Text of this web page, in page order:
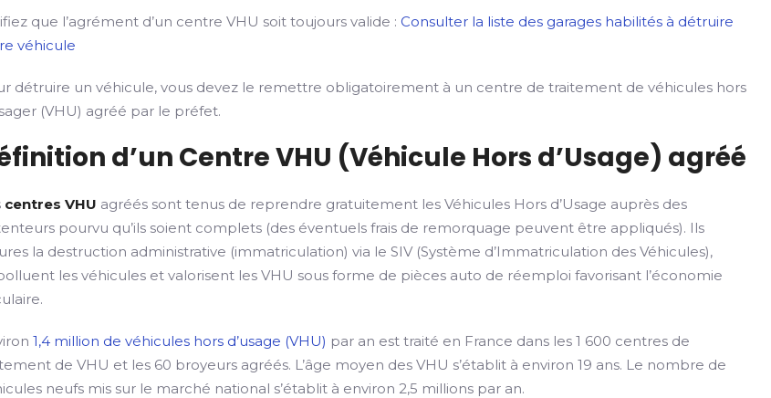
que l’agrément d’un centre VHU soit toujours valide : Consulter la liste des garages habilités à détruire
véhicule
détruire un véhicule, vous devez le remettre obligatoirement à un centre de traitement de véhicules hors
(VHU) agréé par le préfet.
d’un Centre VHU (Véhicule Hors d’Usage) agréé
centres VHU agréés sont tenus de reprendre gratuitement les Véhicules Hors d’Usage auprès des
pourvu qu’ils soient complets (des éventuels frais de remorquage peuvent être appliqués). Ils
la destruction administrative (immatriculation) via le SIV (Système d’Immatriculation des Véhicules),
les véhicules et valorisent les VHU sous forme de pièces auto de réemploi favorisant l’économie
1,4 million de véhicules hors d’usage (VHU) par an est traité en France dans les 1 600 centres de
de VHU et les 60 broyeurs agréés. L’âge moyen des VHU s’établit à environ 19 ans. Le nombre de
neufs mis sur le marché national s’établit à environ 2,5 millions par an.